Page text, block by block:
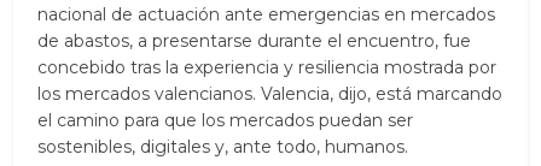
nacional de actuación ante emergencias en mercados
de abastos, a presentarse durante el encuentro, fue
concebido tras la experiencia y resiliencia mostrada por
los mercados valencianos. Valencia, dijo, está marcando
el camino para que los mercados puedan ser
sostenibles, digitales y, ante todo, humanos.